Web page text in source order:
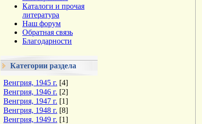
Каталоги и прочая
литература
Наш форум
Обратная связь
Благодарности
Категории раздела
Венгрия, 1945 г. [4]
Венгрия, 1946 г. [2]
Венгрия, 1947 г. [1]
Венгрия, 1948 г. [8]
Венгрия, 1949 г. [1]